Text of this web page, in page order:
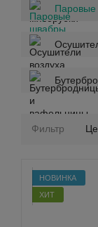
Фильтр
НОВИНКА
ХИТ